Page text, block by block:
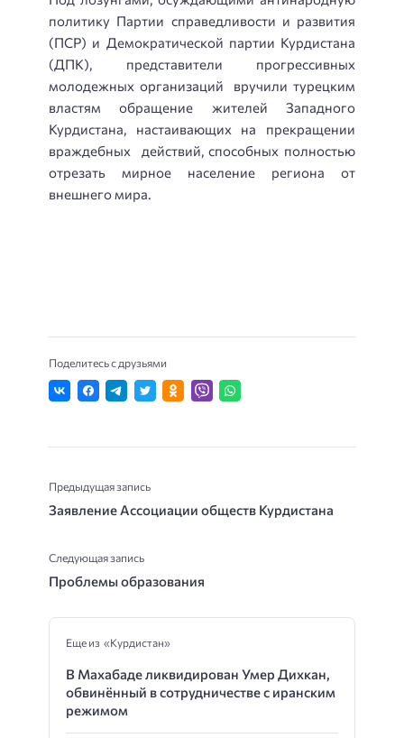
политику Партии справедливости и развития
(ПСР) и Демократической партии Курдистана
(ДПК), представители прогрессивных
молодежных организаций вручили турецким
властям обращение жителей Западного
Курдистана, настаивающих на прекращении
враждебных действий, способных полностью
отрезать мирное население региона от
внешнего мира.
Поделитесь с друзьями
Предыдущая запись
Заявление Ассоциации обществ Курдистана
Следующая запись
Проблемы образования
Еще из «Курдистан»
В Махабаде ликвидирован Умер Дихкан,
обвинённый в сотрудничестве с иранским
режимом